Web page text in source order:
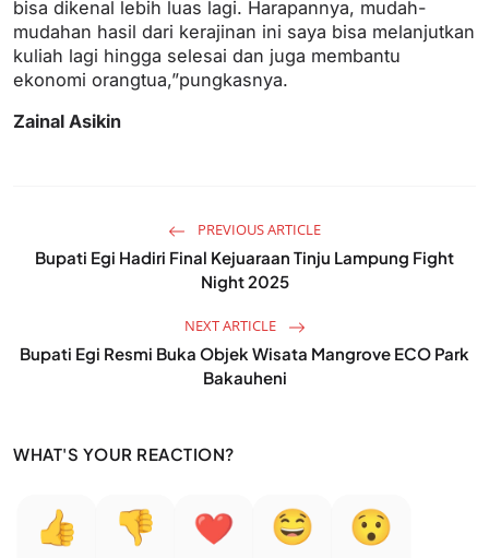
bisa dikenal lebih luas lagi. Harapannya, mudah-
mudahan hasil dari kerajinan ini saya bisa melanjutkan
kuliah lagi hingga selesai dan juga membantu
ekonomi orangtua,”pungkasnya.
Zainal Asikin
PREVIOUS ARTICLE
Bupati Egi Hadiri Final Kejuaraan Tinju Lampung Fight
Night 2025
NEXT ARTICLE
Bupati Egi Resmi Buka Objek Wisata Mangrove ECO Park
Bakauheni
WHAT'S YOUR REACTION?